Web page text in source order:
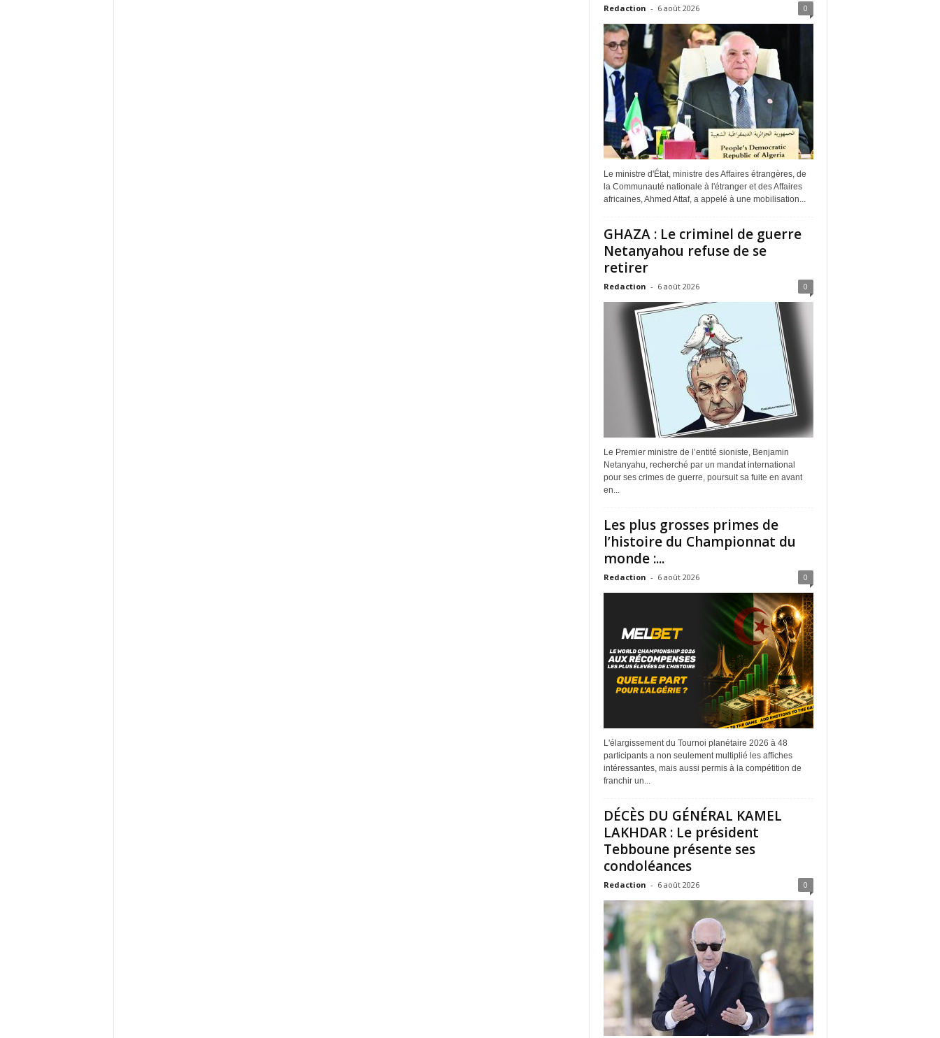
Redaction - 6 août 2026 0
Le ministre d'État, ministre des Affaires étrangères, de
la Communauté nationale à l'étranger et des Affaires
africaines, Ahmed Attaf, a appelé à une mobilisation...
GHAZA : Le criminel de guerre
Netanyahou refuse de se
retirer
Redaction - 6 août 2026 0
Le Premier ministre de l’entité sioniste, Benjamin
Netanyahu, recherché par un mandat international
pour ses crimes de guerre, poursuit sa fuite en avant
en...
Les plus grosses primes de
l’histoire du Championnat du
monde :...
Redaction - 6 août 2026 0
L'élargissement du Tournoi planétaire 2026 à 48
participants a non seulement multiplié les affiches
intéressantes, mais aussi permis à la compétition de
franchir un...
DÉCÈS DU GÉNÉRAL KAMEL
LAKHDAR : Le président
Tebboune présente ses
condoléances
Redaction - 6 août 2026 0